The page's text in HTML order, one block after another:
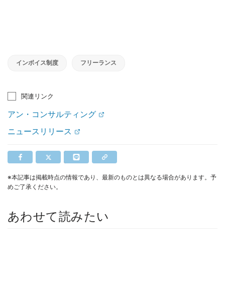
インボイス制度 フリーランス
関連リンク
アン・コンサルティング
ニュースリリース
※本記事は掲載時点の情報であり、最新のものとは異なる場合があります。予
めご了承ください。
あわせて読みたい